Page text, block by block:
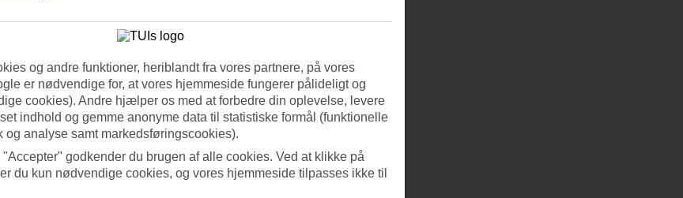
og andre funktioner, heriblandt fra vores partnere, på vores
er nødvendige for, at vores hjemmeside fungerer pålideligt og
cookies). Andre hjælper os med at forbedre din oplevelse, levere
indhold og gemme anonyme data til statistiske formål (funktionelle
og analyse samt markedsføringscookies).
godkender du brugen af alle cookies. Ved at klikke på
du kun nødvendige cookies, og vores hjemmeside tilpasses ikke til